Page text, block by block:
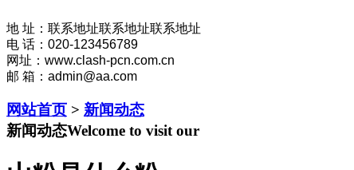
地 址：联系地址联系地址联系地址
电 话：020-123456789
网址：www.clash-pcn.com.cn
邮 箱：admin@aa.com
网站首页 > 新闻动态
新闻动态Welcome to visit our